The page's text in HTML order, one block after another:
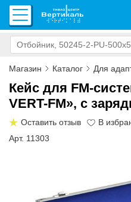
Магазин Каталог Для
Кейс для FM-
VERT-FM», с
Оставить отзыв
Арт. 11303